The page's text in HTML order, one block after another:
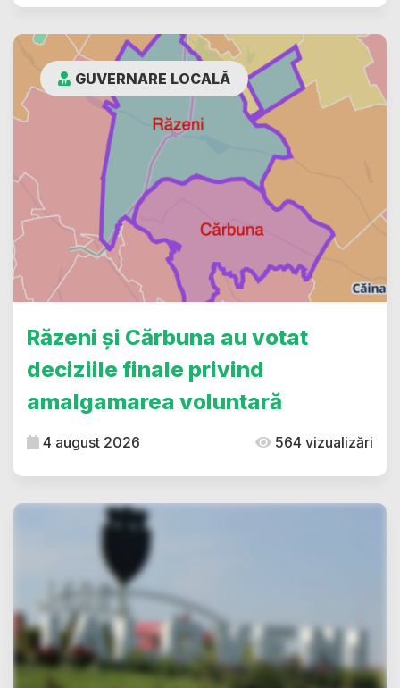
GUVERNARE LOCALĂ
Răzeni și Cărbuna au votat
deciziile finale privind
amalgamarea voluntară
4 august 2026 564 vizualizări